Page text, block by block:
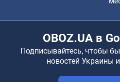
OBOZ.UA в
Подписывайтесь, чтобы
новостей Украины